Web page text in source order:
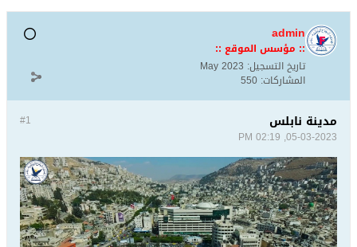
admin
:: مؤسس الموقع ::
تاريخ التسجيل: May 2023
المشاركات: 550
#1 مدينة نابلس
05-03-2023, 02:19 PM